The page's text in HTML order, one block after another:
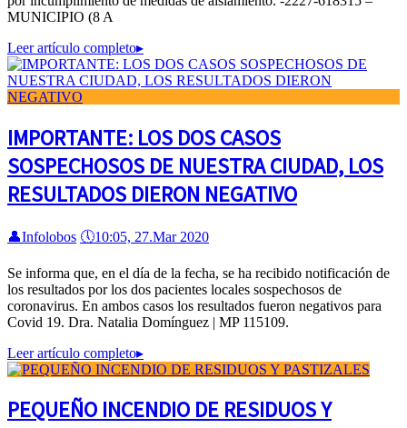
MUNICIPIO (8 A
Leer artículo completo▸
IMPORTANTE: LOS DOS CASOS
SOSPECHOSOS DE NUESTRA CIUDAD, LOS
RESULTADOS DIERON NEGATIVO
👤Infolobos 🕔10:05, 27.Mar 2020
Se informa que, en el día de la fecha, se ha recibido notificación de
los resultados por los dos pacientes locales sospechosos de
coronavirus. En ambos casos los resultados fueron negativos para
Covid 19. Dra. Natalia Domínguez | MP 115109.
Leer artículo completo▸
PEQUEÑO INCENDIO DE RESIDUOS Y